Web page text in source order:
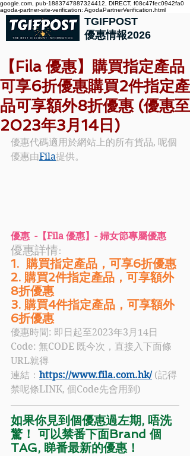
google.com, pub-1883747887324412, DIRECT, f08c47fec0942fa0
agoda-partner-site-verification: AgodaPartnerVerification.html
TGIFPOST
優惠情報2026
【Fila 優惠】購買指定產品
可享6折優惠購買2件指定產
品可享額外8折優惠 (優惠至
2023年3月14日)
優惠代碼適用於網站上的所有貨品, 呢個
優惠由Fila提供。
優惠  -【Fila 優惠】- 婦女節專屬優惠
優惠詳情:
1.  購買指定產品，可享6折優惠
2. 購買2件指定產品，可享額外
8折優惠
3. 購買4件指定產品，可享額外
6折優惠
優惠時間: 即日起至2023年3月14日
Code: 無CODE 既今次，直接入下面條
URL就得
連結： https://www.fila.com.hk/ (記得
禁呢條LINK, 個Code先會用到)
如果你見到個優惠過左期, 唔洗
驚！ 可以禁番下面Brand 個
TAG, 睇番最新的優惠！